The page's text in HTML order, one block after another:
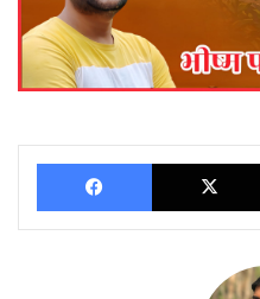
Facebook